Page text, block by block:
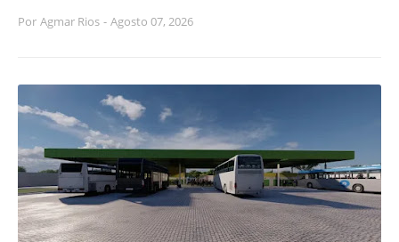
Por Agmar Rios - Agosto 07, 2026